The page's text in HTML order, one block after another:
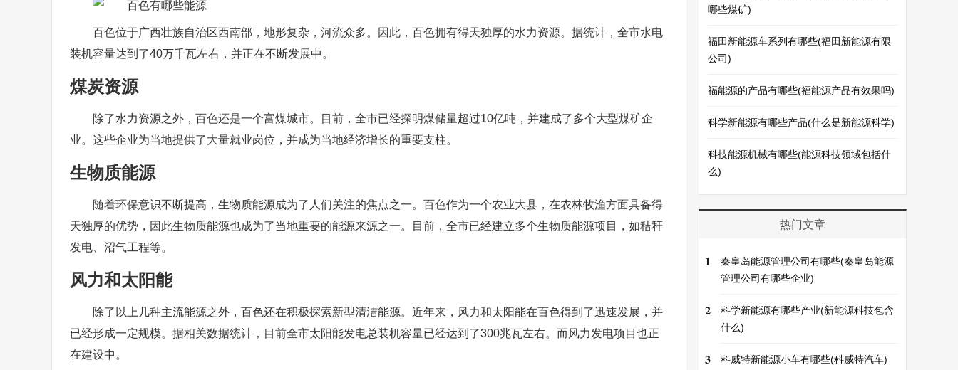
百色位于广西壮族自治区西南部，地形复杂，河流众多。因此，百色拥有得天独厚的水力资源。据统计，全市水电
装机容量达到了40万千瓦左右，并正在不断发展中。
煤炭资源
除了水力资源之外，百色还是一个富煤城市。目前，全市已经探明煤储量超过10亿吨，并建成了多个大型煤矿企
业。这些企业为当地提供了大量就业岗位，并成为当地经济增长的重要支柱。
生物质能源
随着环保意识不断提高，生物质能源成为了人们关注的焦点之一。百色作为一个农业大县，在农林牧渔方面具备得
天独厚的优势，因此生物质能源也成为了当地重要的能源来源之一。目前，全市已经建立多个生物质能源项目，如秸秆
发电、沼气工程等。
风力和太阳能
除了以上几种主流能源之外，百色还在积极探索新型清洁能源。近年来，风力和太阳能在百色得到了迅速发展，并
已经形成一定规模。据相关数据统计，目前全市太阳能发电总装机容量已经达到了300兆瓦左右。而风力发电项目也正
在建设中。
哪些煤矿)
福田新能源车系列有哪些(福田新能源有限
公司)
福能源的产品有哪些(福能源产品有效果吗)
科学新能源有哪些产品(什么是新能源科学)
科技能源机械有哪些(能源科技领域包括什
么)
热门文章
1
秦皇岛能源管理公司有哪些(秦皇岛能源
管理公司有哪些企业)
2
科学新能源有哪些产业(新能源科技包含
什么)
3 科威特新能源小车有哪些(科威特汽车)